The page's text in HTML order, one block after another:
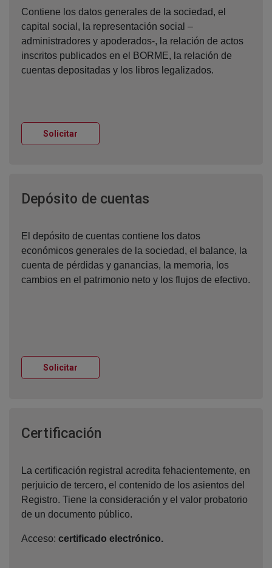
Contiene los datos generales de la sociedad, el
capital social, la representación social –
administradores y apoderados-, la relación de actos
inscritos publicados en el BORME, la relación de
cuentas depositadas y los libros legalizados.
Solicitar
Depósito de cuentas
El depósito de cuentas contiene los datos
económicos generales de la sociedad, el balance, la
cuenta de pérdidas y ganancias, la memoria, los
cambios en el patrimonio neto y los flujos de efectivo.
Solicitar
Certificación
La certificación registral acredita fehacientemente, en
perjuicio de tercero, el contenido de los asientos del
Registro. Tiene la consideración y el valor probatorio
de un documento público.
Acceso: certificado electrónico.